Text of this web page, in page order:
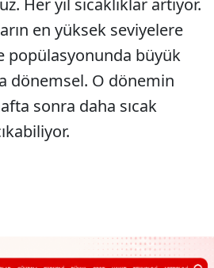
Her yıl sıcaklıklar artıyor.
en yüksek seviyelere
popülasyonunda büyük
dönemsel. O dönemin
sonra daha sıcak